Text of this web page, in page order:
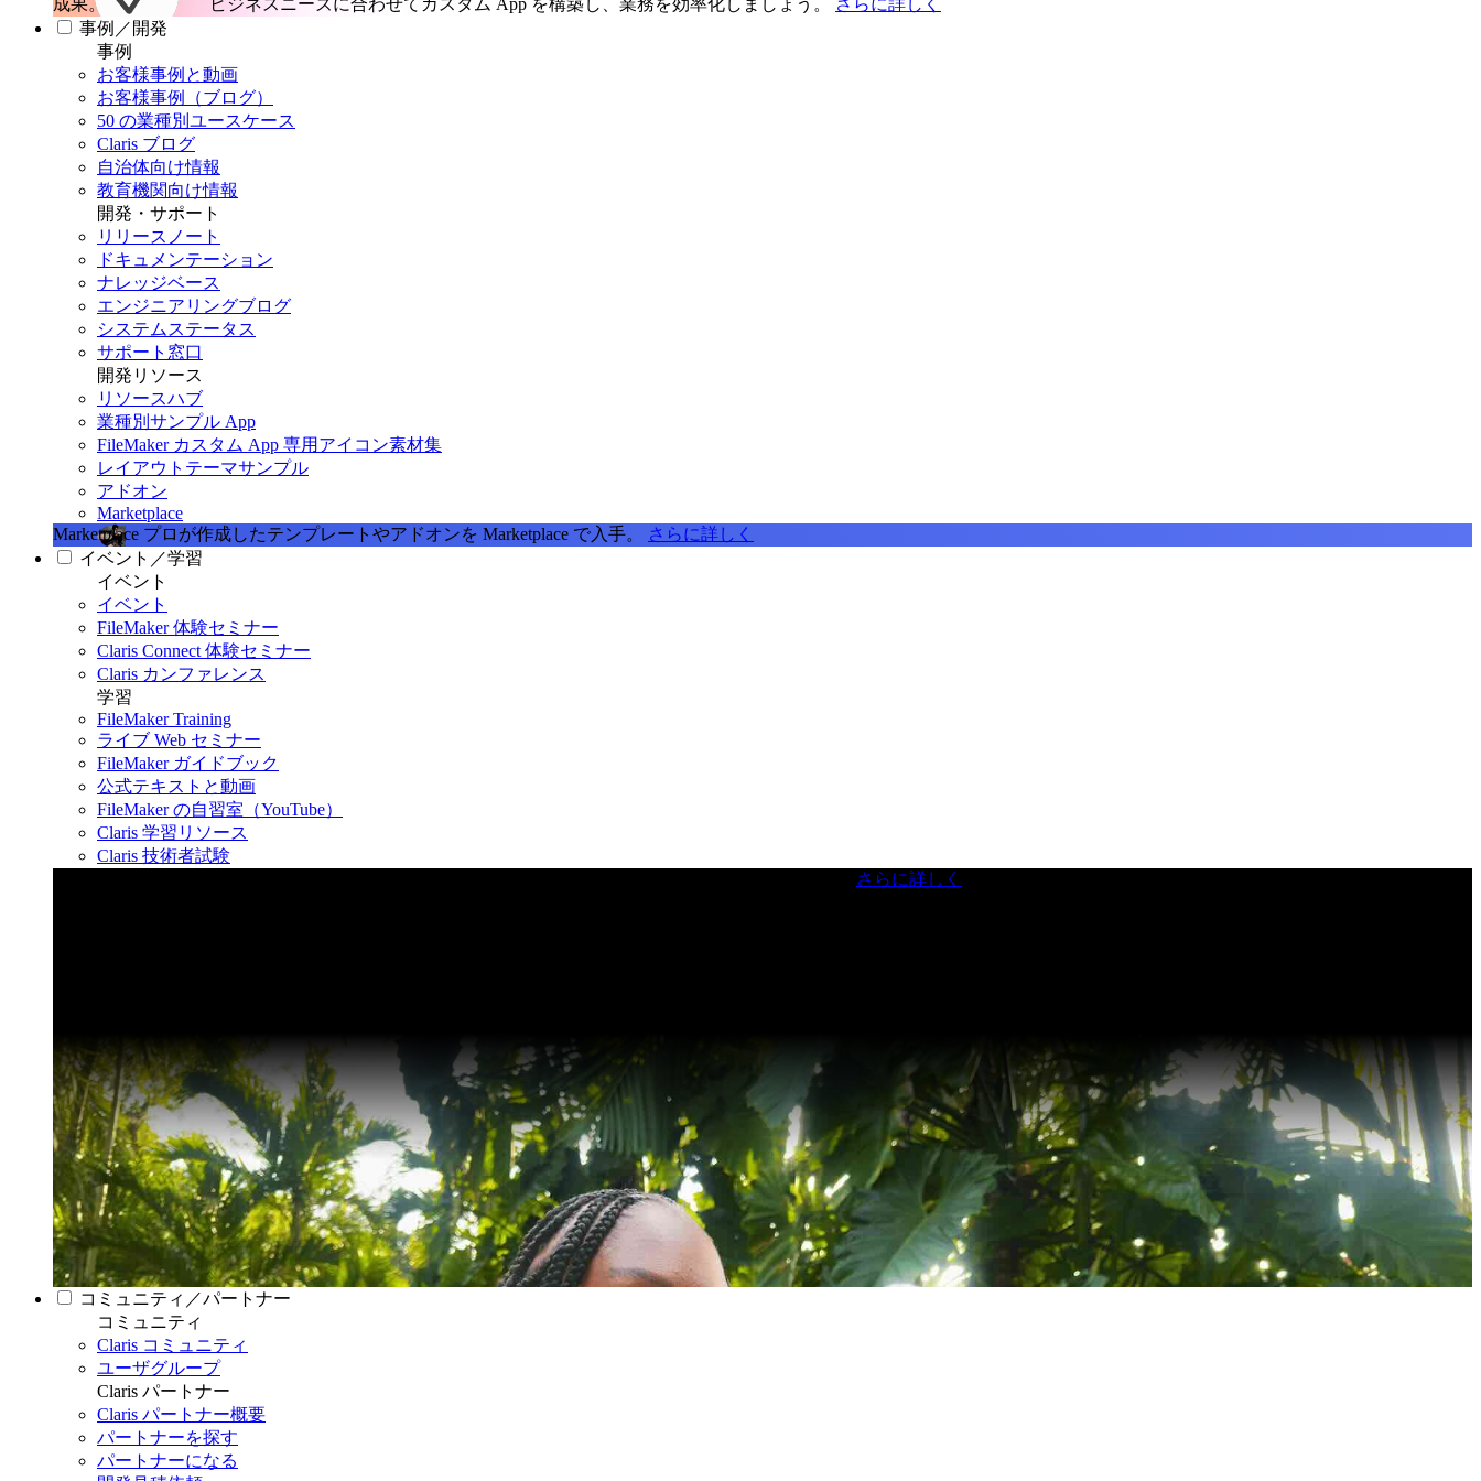
成果。 ビジネスニーズに合わせてカスタム App を構築し、業務を効率化しましょう。
さらに詳しく
事例／開発
事例
お客様事例と動画
お客様事例（ブログ）
50 の業種別ユースケース
Claris ブログ
自治体向け情報
教育機関向け情報
開発・サポート
リリースノート
ドキュメンテーション
ナレッジベース
エンジニアリングブログ
システムステータス
サポート窓口
開発リソース
リソースハブ
業種別サンプル App
FileMaker カスタム App 専用アイコン素材集
レイアウトテーマサンプル
アドオン
Marketplace
Marketplace プロが作成したテンプレートやアドオンを Marketplace で入手。
さらに詳しく
イベント／学習
イベント
イベント
FileMaker 体験セミナー
Claris Connect 体験セミナー
Claris カンファレンス
学習
FileMaker Training
ライブ Web セミナー
FileMaker ガイドブック
公式テキストと動画
FileMaker の自習室（YouTube）
Claris 学習リソース
Claris 技術者試験
さらに詳しく
コミュニティ／パートナー
コミュニティ
Claris コミュニティ
ユーザグループ
Claris パートナー
Claris パートナー概要
パートナーを探す
パートナーになる